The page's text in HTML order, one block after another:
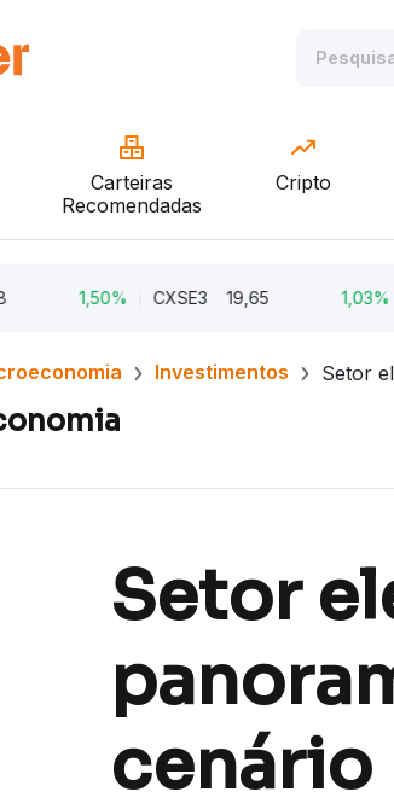
Carteiras
Recomendadas
Cripto
1,50% CXSE3 19,65 1,03%
Investimentos Setor
Setor
cenário